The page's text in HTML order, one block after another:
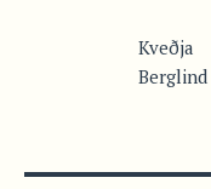
Kveðja
Berglind